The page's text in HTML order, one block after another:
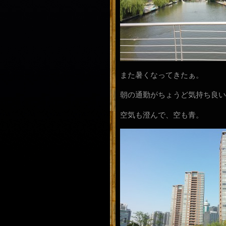
また暑くなってきたぁ。
朝の通勤がちょうど気持ち良
空気も澄んで、空も青。